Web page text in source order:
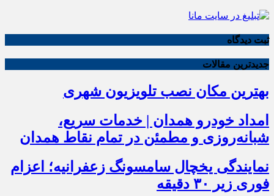
ثبت دیدگاه
جدیدترین مقالات
بهترین مکان نصب تلویزیون شهری
امداد خودرو همدان | خدمات سریع،
شبانه‌روزی و مطمئن در تمام نقاط همدان
نمایندگی یخچال سامسونگ زعفرانیه؛ اعزام
فوری زیر ۳۰ دقیقه